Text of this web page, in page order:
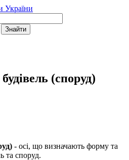
України
(споруд)
- осі, що визначають форму та
та споруд.